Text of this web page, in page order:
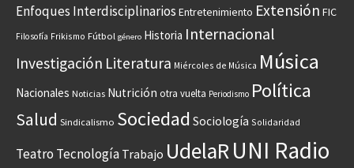
Enfoques Interdisciplinarios Entretenimiento Extensión FIC
Filosofía Frikismo Fútbol género Historia Internacional
Investigación Literatura Miércoles de Música Música
Nacionales Noticias Nutrición otra vuelta Periodismo Política
Salud Sindicalismo Sociedad Sociología Solidaridad
Teatro Tecnología Trabajo UdelaRUNI Radio